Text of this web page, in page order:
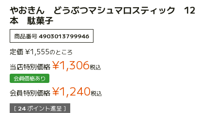
やおきん どうぶつマシュマロスティック 12
本 駄菓子
商品番号4903013799946
定価 ¥1,555のところ
当店特別価格 ¥1,306税込
会員価格あり
会員特別価格 ¥1,240税込
[ 24 ポイント進呈 ]